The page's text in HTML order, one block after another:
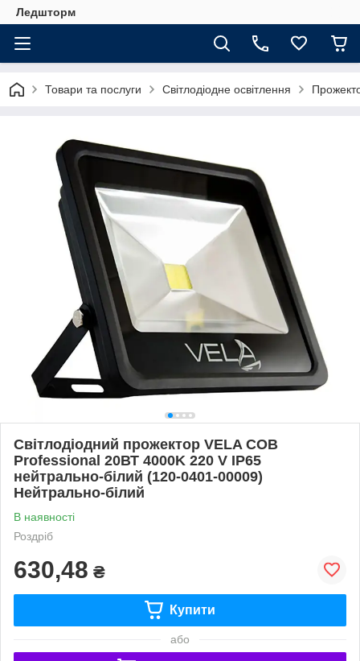
Ледшторм
Товари та послуги Світлодіодне освітлення
Світлодіодний прожектор VELA COB
Professional 20ВТ 4000K 220 V IP65
нейтрально-білий (120-0401-00009)
Нейтрально-білий
В наявності
Роздріб
630,48 ₴
Купити
або